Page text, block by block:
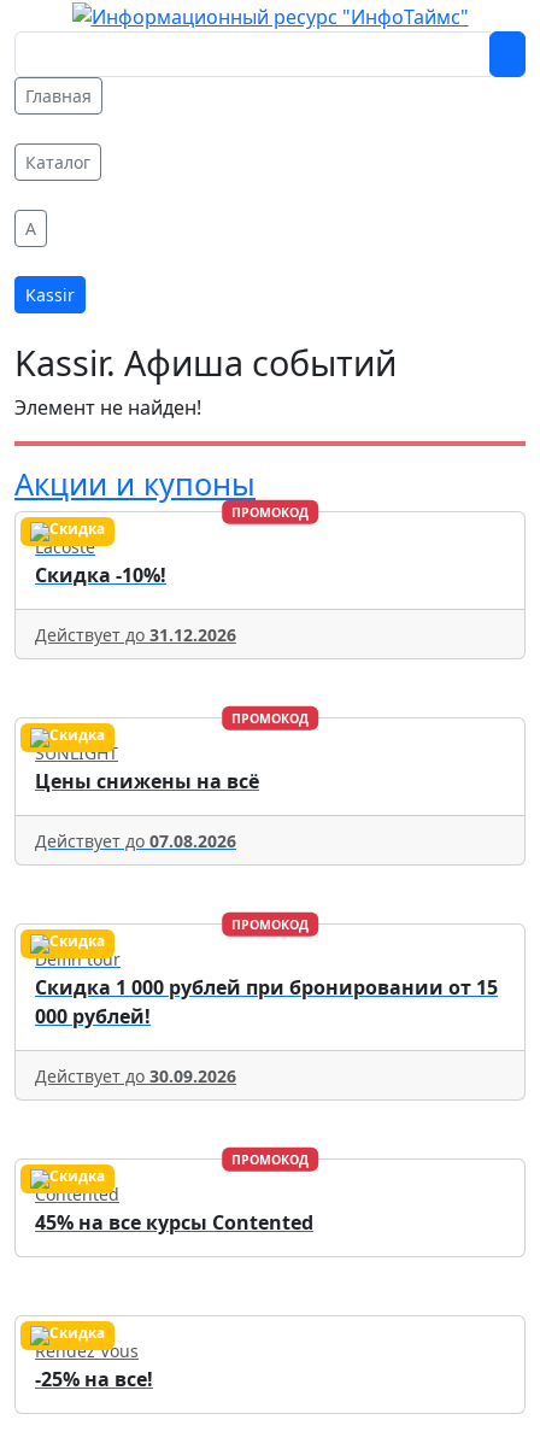
Главная
Каталог
A
Kassir
Kassir. Афиша событий
Элемент не найден!
Акции и купоны
ПРОМОКОД
Lacoste
Скидка -10%!
Действует до 31.12.2026
ПРОМОКОД
SUNLIGHT
Цены снижены на всё
Действует до 07.08.2026
ПРОМОКОД
Delfin tour
Скидка 1 000 рублей при бронировании от 15
000 рублей!
Действует до 30.09.2026
ПРОМОКОД
Contented
45% на все курсы Contented
Rendez Vous
-25% на все!